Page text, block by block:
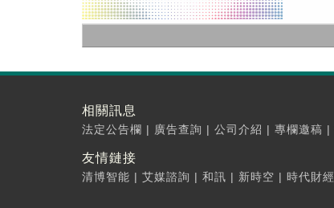
相關訊息
法定公告欄 | 廣告查詢 | 公司介紹 | 專欄邀稿 |
友情鏈接
清博智能 | 艾媒諮詢 | 和訊 | 新時空 | 時代財經